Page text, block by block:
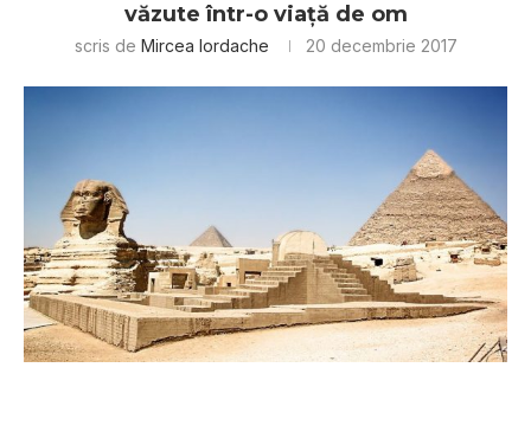
văzute într-o viaţă de om
scris de Mircea Iordache 20 decembrie 2017